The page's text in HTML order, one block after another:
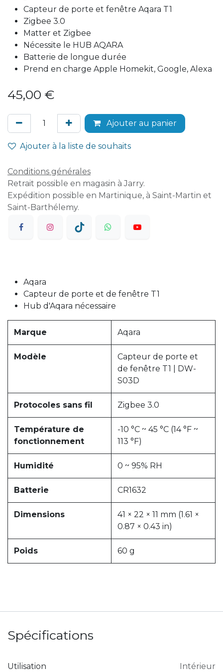
Capteur de porte et fenêtre Aqara T1
Zigbee 3.0
Matter et Zigbee
Nécessite le HUB AQARA
Batterie de longue durée
Prend en charge Apple Homekit, Google, Alexa
45,00 €
Ajouter au panier
Ajouter à la liste de souhaits
Conditions générales
Retrait possible en magasin à Jarry.
Expédition possible en Martinique, à Saint-Martin et
Saint-Barthélemy.
Aqara
Capteur de porte et de fenêtre T1
Hub d'Aqara nécessaire
Marque Aqara
Modèle
Capteur de porte et
de fenêtre T1 | DW-
S03D
Protocoles sans fil Zigbee 3.0
Température de
fonctionnement
-10 °C ~ 45 °C (14 °F ~
113 °F)
Humidité 0 ~ 95% RH
Batterie CR1632
Dimensions
41 × 22 × 11 mm (1.61 ×
0.87 × 0.43 in)
Poids 60 g
Spécifications
Utilisation Intérieur